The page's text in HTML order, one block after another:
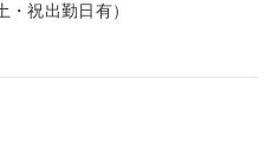
祝出勤日有）